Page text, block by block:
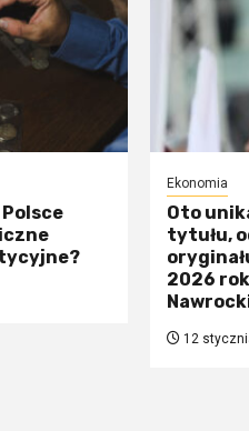
Ekonomia
Oto
tytułu,
2026
12